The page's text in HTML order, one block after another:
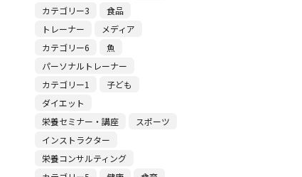
カテゴリー3
食品
トレーナー
メディア
カテゴリー6
魚
パーソナルトレーナー
カテゴリー1
子ども
ダイエット
栄養セミナー・講座
スポーツ
インストラクター
栄養コンサルティング